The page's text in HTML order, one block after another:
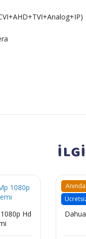
Hd
Dahua